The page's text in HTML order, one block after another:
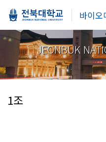
바이오
JEONBUK
1조